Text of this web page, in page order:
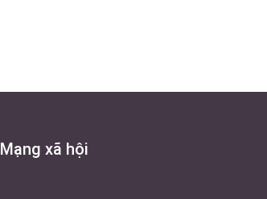
Mạng xã hội